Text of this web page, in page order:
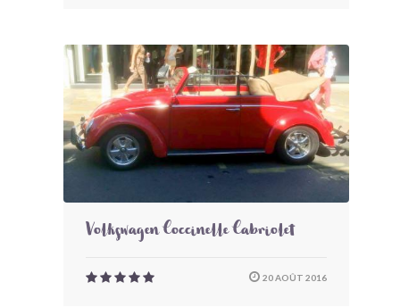
Volkswagen Coccinelle Cabriolet
20 AOÛT 2016